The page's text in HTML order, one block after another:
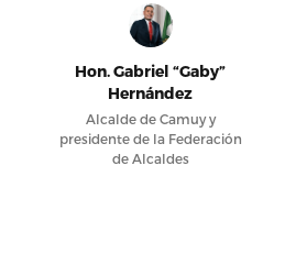
Hon. Gabriel “Gaby”
Hernández
Alcalde de Camuy y
presidente de la Federación
de Alcaldes